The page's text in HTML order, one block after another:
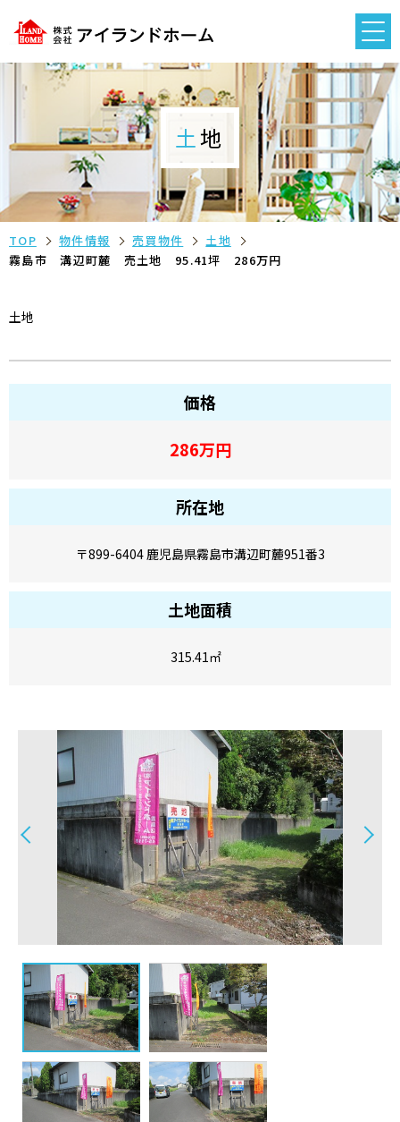
土地
TOP 物件情報 売買物件
土地
霧島市 溝辺町麓 売土地 95.41坪 286万円
土地
価格
286万円
所在地
〒899-6404 鹿児島県霧島市溝辺町麓951番3
土地面積
315.41㎡